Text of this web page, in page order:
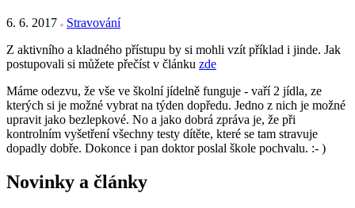
6. 6. 2017
Stravování
Z aktivního a kladného přístupu by si mohli vzít příklad i jinde. Jak
postupovali si můžete přečíst v článku zde
Máme odezvu, že vše ve školní jídelně funguje - vaří 2 jídla, ze
kterých si je možné vybrat na týden dopředu. Jedno z nich je možné
upravit jako bezlepkové. No a jako dobrá zpráva je, že při
kontrolním vyšetření všechny testy dítěte, které se tam stravuje
dopadly dobře. Dokonce i pan doktor poslal škole pochvalu. :- )
Novinky a články